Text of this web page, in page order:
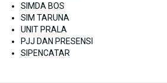
SIMDA BOS
SIM TARUNA
UNIT PRALA
PJJ DAN PRESENSI
SIPENCATAR